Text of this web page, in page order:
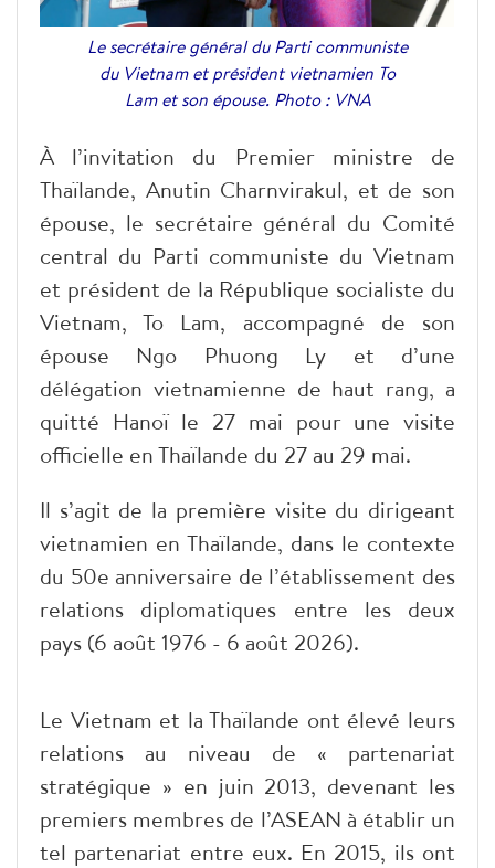
Le secrétaire général du Parti communiste
du Vietnam et président vietnamien To
Lam et son épouse. Photo : VNA
À l’invitation du Premier ministre de
Thaïlande, Anutin Charnvirakul, et de son
épouse, le secrétaire général du Comité
central du Parti communiste du Vietnam
et président de la République socialiste du
Vietnam, To Lam, accompagné de son
épouse Ngo Phuong Ly et d’une
délégation vietnamienne de haut rang, a
quitté Hanoï le 27 mai pour une visite
officielle en Thaïlande du 27 au 29 mai.
Il s’agit de la première visite du dirigeant
vietnamien en Thaïlande, dans le contexte
du 50e anniversaire de l’établissement des
relations diplomatiques entre les deux
pays (6 août 1976 - 6 août 2026).
Le Vietnam et la Thaïlande ont élevé leurs
relations au niveau de « partenariat
stratégique » en juin 2013, devenant les
premiers membres de l’ASEAN à établir un
tel partenariat entre eux. En 2015, ils ont